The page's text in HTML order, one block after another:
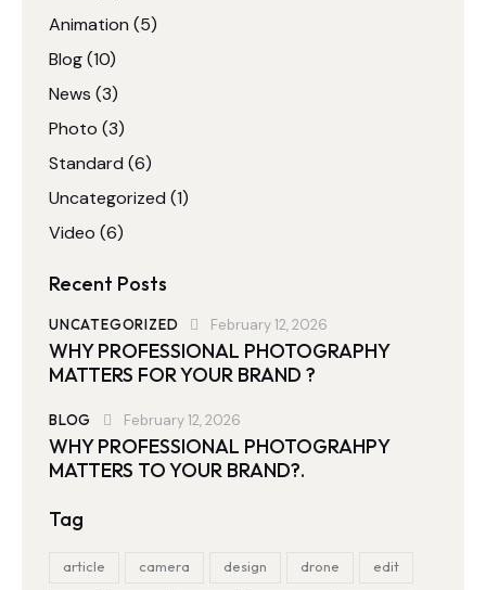
Animation (5)
Blog(10)
News (3)
Photo (3)
Standard (6)
Uncategorized (1)
Video (6)
Recent Posts
UNCATEGORIZED February 12, 2026
WHY PROFESSIONAL PHOTOGRAPHY
MATTERS FOR YOUR BRAND ?
BLOG February 12, 2026
WHY PROFESSIONAL PHOTOGRAHPY
MATTERS TO YOUR BRAND?.
Tag
article camera design drone edit